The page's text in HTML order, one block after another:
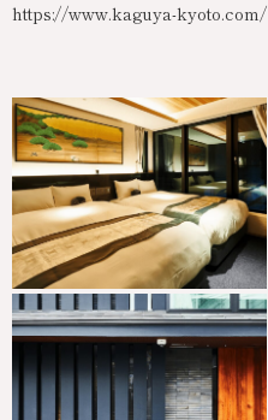
https://www.kaguya-kyoto.com/